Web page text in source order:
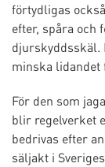
förtydligas
efter, spåra och
djurskyddsskäl.
minska lidandet
För den som
blir regelverket
bedrivas efter
säljakt i